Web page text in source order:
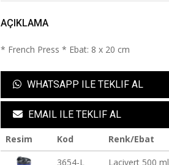
AÇIKLAMA
* French Press * Ebat: 8 x 20 cm
WHATSAPP ILE TEKLIF AL
EMAIL ILE TEKLIF AL
Resim Kod Renk/Ebat
3654-L
Lacivert 500 ml